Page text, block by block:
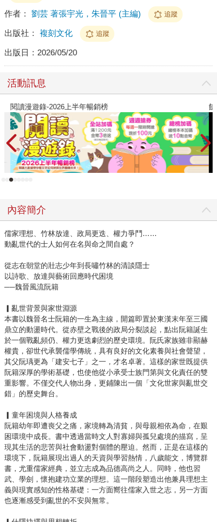
作者： 劉芸 著張宇光，朱晉平 (主編) 追蹤
出版社： 複刻文化 追蹤
出版日： 2026/05/20
活動訊息
閱讀漫遊錄-2026上半年暢銷榜
內容簡介
儒家理想、竹林放達、政局更迭、權力爭鬥……
動亂世代的士人如何在名與命之間自處？
從志在朝堂的壯志少年到長嘯竹林的清談隱士
以詩歌、放達與藝術回應時代困境
──魏晉風流阮籍
▎亂世背景與家世淵源
本書以魏晉名士阮籍的一生為主線，開篇即置於東漢末年至三國
鼎立的動盪時代。從赤壁之戰後的政局分裂談起，點出阮籍誕生
於一個戰亂頻仍、權力更迭劇烈的歷史環境。阮氏家族雖非顯赫
權貴，卻世代承襲儒學傳統，具有良好的文化素養與社會聲望，
其父阮瑀更為「建安七子」之一，才名卓著。這樣的家世既提供
阮籍深厚的學術基礎，也使他從小承受士族門第與文化責任的雙
重影響。不僅交代人物出身，更鋪陳出一個「文化世家與亂世交
錯」的歷史舞台。
▎童年困境與人格養成
阮籍幼年即遭喪父之痛，家境轉為清貧，與母親相依為命，在艱
困環境中成長。書中透過當時文人對寡婦與孤兒處境的描寫，呈
現其生活的悲苦與社會動盪對個體的壓迫。然而，正是在這樣的
環境下，阮籍展現出過人的天資與學習熱情，八歲能文，博覽群
書，尤重儒家經典，並立志成為品德高尚之人。同時，他也習
武、學劍，懷抱建功立業的理想。這一階段塑造出他兼具理想主
義與現實感知的性格基礎：一方面嚮往儒家入世之志，另一方面
也逐漸感受到亂世的不安與無常。